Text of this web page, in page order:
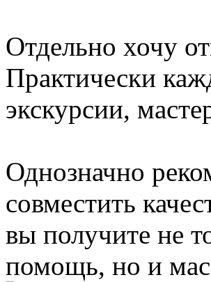
Отдельно хочу
Практически
экскурсии,
Однозначно
совместить
вы получите не
помощь, но и